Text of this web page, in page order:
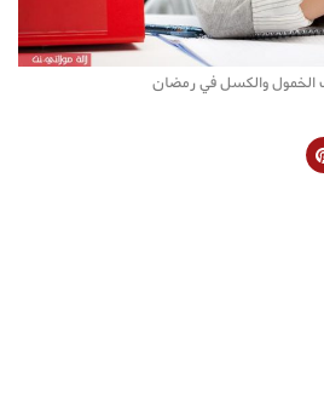
الخمول والكسل في رمضان